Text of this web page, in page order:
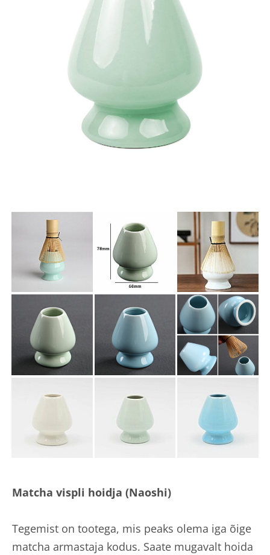
Matcha vispli hoidja (Naoshi)
Tegemist on tootega, mis peaks olema iga õige
matcha armastaja kodus. Saate mugavalt hoida